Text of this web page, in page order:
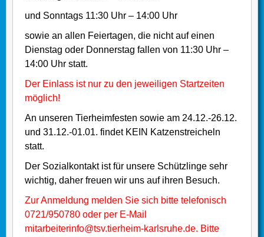
und Sonntags 11:30 Uhr – 14:00 Uhr
sowie an allen Feiertagen, die nicht auf einen
Dienstag oder Donnerstag fallen von 11:30 Uhr –
14:00 Uhr statt.
Der Einlass ist nur zu den jeweiligen Startzeiten
möglich!
An unseren Tierheimfesten sowie am 24.12.-26.12.
und 31.12.-01.01. findet KEIN Katzenstreicheln
statt.
Der Sozialkontakt ist für unsere Schützlinge sehr
wichtig, daher freuen wir uns auf ihren Besuch.
Zur Anmeldung melden Sie sich bitte telefonisch
0721/950780 oder per E-Mail
mitarbeiterinfo@tsv.tierheim-karlsruhe.de. Bitte